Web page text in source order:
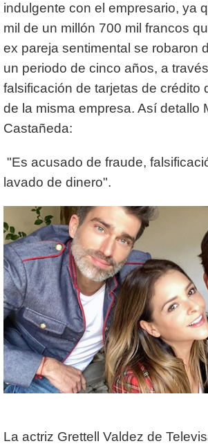
indulgente con el empresario, ya
mil de un millón 700 mil francos
ex pareja sentimental se robaron
un periodo de cinco años, a
falsificación de tarjetas de crédito
de la misma empresa. Así detallo
Castañeda:
"Es acusado de fraude,
lavado de dinero".
La actriz Grettell Valdez de